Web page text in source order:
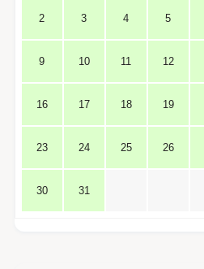
2 3 4 5
9 10 11 12
16 17 18 19
23 24 25 26
30 31